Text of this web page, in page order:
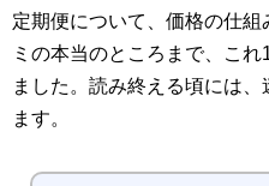
定期便について、価格の仕
ミの本当のところまで、こ
ました。読み終える頃には
ます。